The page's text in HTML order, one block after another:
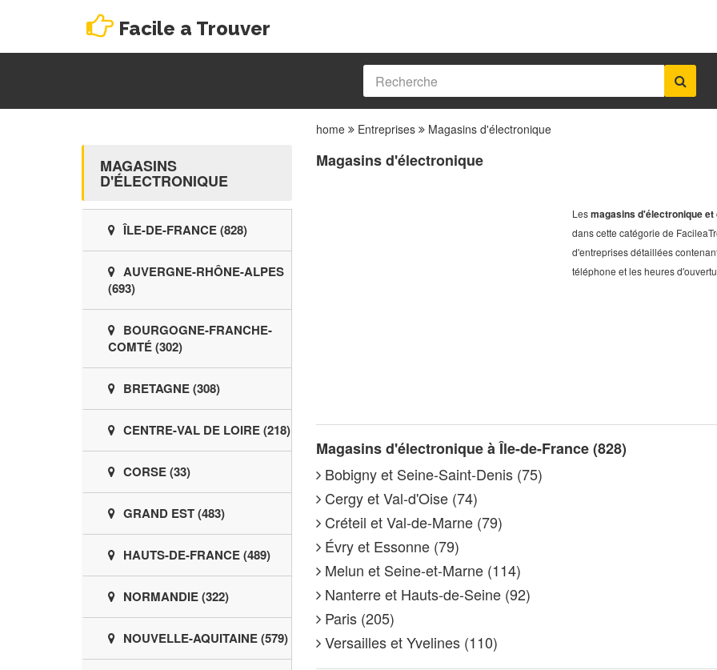
Facile a Trouver
home Entreprises Magasins d'électronique
Magasins d'électronique
Lesmagasins d'électronique
dans cette catégorie de
d'entreprises détaillées
téléphone et les heures
Magasins d'électronique à Île-de-France (828)
Bobigny et Seine-Saint-Denis (75)
Cergy et Val-d'Oise (74)
Créteil et Val-de-Marne (79)
Évry et Essonne (79)
Melun et Seine-et-Marne (114)
Nanterre et Hauts-de-Seine (92)
Paris (205)
Versailles et Yvelines (110)
MAGASINS
D'ÉLECTRONIQUE
ÎLE-DE-FRANCE (828)
AUVERGNE-RHÔNE-ALPES
(693)
BOURGOGNE-FRANCHE-
COMTÉ (302)
BRETAGNE (308)
CENTRE-VAL DE LOIRE (218)
CORSE (33)
GRAND EST (483)
HAUTS-DE-FRANCE (489)
NORMANDIE (322)
NOUVELLE-AQUITAINE (579)